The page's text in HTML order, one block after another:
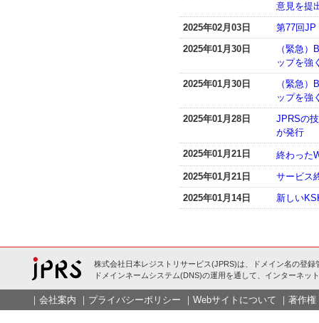
意見を提
2025年02月03日
第77回JP
2025年01月30日
（緊急
ップを強
2025年01月30日
（緊急
ップを強
2025年01月28日
JPRSの
が発行
2025年01月21日
終わった
2025年01月21日
サービス
2025年01月14日
新しい
株式会社日本レジストリサービス(JPRS)は、ドメイン名の登録
ドメインネームシステム(DNS)の運用を通して、インターネッ
｜ 会社案内 ｜ プライバシーポリシー ｜ Webサイトについて ｜ 著作権